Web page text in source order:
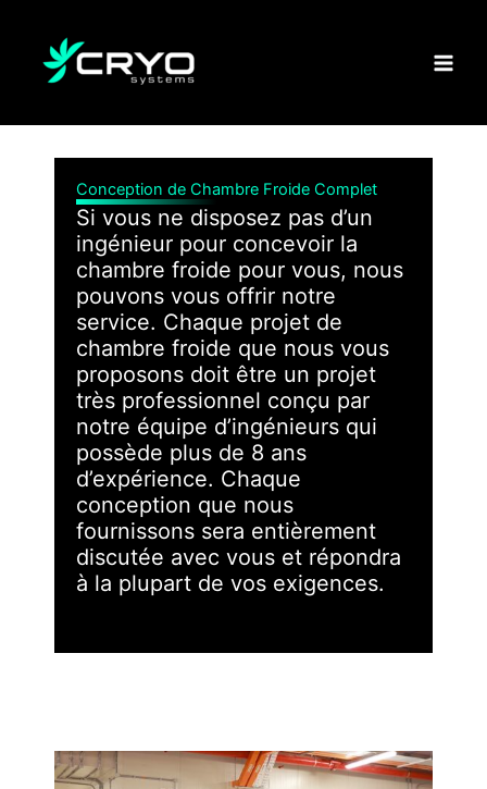
contenu
Conception de Chambre Froide Complet
Si vous ne disposez pas d’un
ingénieur pour concevoir la
chambre froide pour vous, nous
pouvons vous offrir notre
service. Chaque projet de
chambre froide que nous vous
proposons doit être un projet
très professionnel conçu par
notre équipe d’ingénieurs qui
possède plus de 8 ans
d’expérience. Chaque
conception que nous
fournissons sera entièrement
discutée avec vous et répondra
à la plupart de vos exigences.